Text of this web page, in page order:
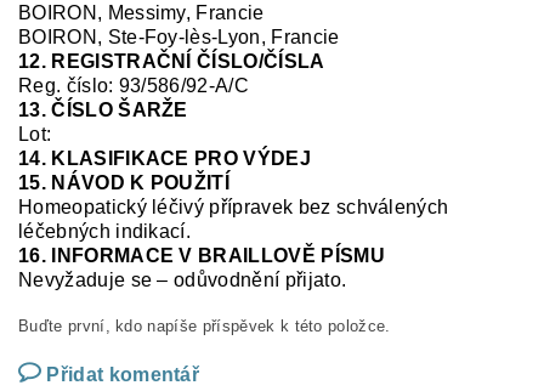
BOIRON, Messimy, Francie
BOIRON, Ste-Foy- lès-Lyon, Francie
12. REGISTRAČNÍ ČÍSLO/ČÍSLA
Reg. číslo: 93/586/92-A/C
13. ČÍSLO ŠARŽE
Lot:
14. KLASIFIKACE PRO VÝDEJ
15. NÁVOD K POUŽITÍ
Homeopatický léčivý přípravek bez schválených
léčebných indikací.
16. INFORMACE V BRAILLOVĚ PÍSMU
Nevyžaduje se – odůvodnění přijato.
Buďte první, kdo napíše příspěvek k této položce.
Přidat komentář